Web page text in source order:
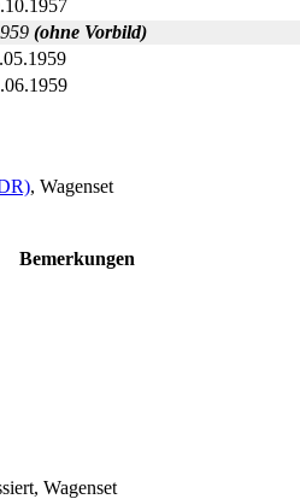
(ohne Vorbild)
, Wagen­set
Bemer­kungen
Wagen­set